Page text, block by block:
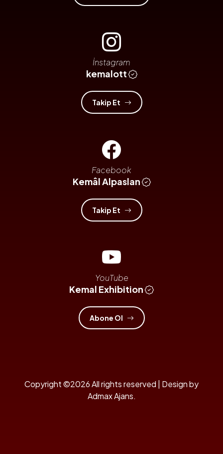
İnstagram
kemalott
Takip Et
Facebook
Kemâl Alpaslan
Takip Et
YouTube
Kemal Exhibition
Abone Ol
Copyright ©2026 All rights reserved | Design by
Admax Ajans.